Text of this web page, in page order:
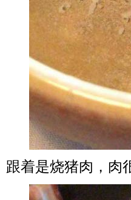
跟着是烧猪肉，肉